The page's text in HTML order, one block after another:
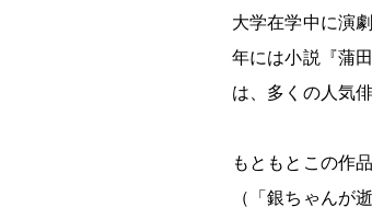
大学在学中に演
年には小説『蒲
は、多くの人気
もともとこの作
（「銀ちゃんが